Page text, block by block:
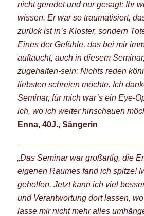
nicht geredet und nur gesagt: Ihr
wissen. Er war so traumatisiert,
zurück ist in’s Kloster, sondern
Eines der Gefühle, das bei mir
auftaucht, auch in diesem
zugehalten-sein: Nichts reden
liebsten schreien möchte. Ich
Seminar, für mich war’s ein Eye-
ich, wo ich weiter hinschauen
Enna, 40J., Sängerin
„Das Seminar war großartig, die
eigenen Raumes fand ich spitze!
geholfen. Jetzt kann ich viel
und Verantwortung dort lassen,
lasse mir nicht mehr alles